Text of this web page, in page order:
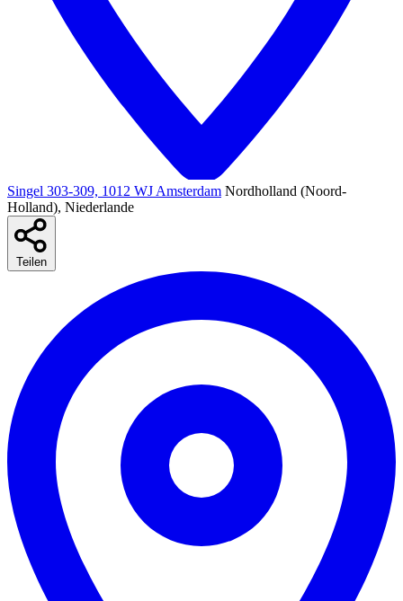
Singel 303-309, 1012 WJ Amsterdam Nordholland (Noord-
Holland), Niederlande
Teilen